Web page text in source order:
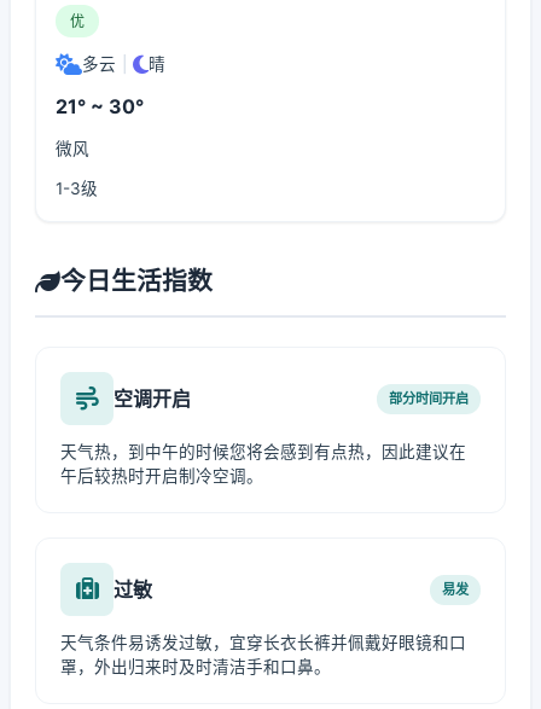
优
多云 晴
21° ~ 30°
微风
1-3级
今日生活指数
空调开启 部分时间开启
天气热，到中午的时候您将会感到有点热，因此建议在
午后较热时开启制冷空调。
过敏 易发
天气条件易诱发过敏，宜穿长衣长裤并佩戴好眼镜和口
罩，外出归来时及时清洁手和口鼻。